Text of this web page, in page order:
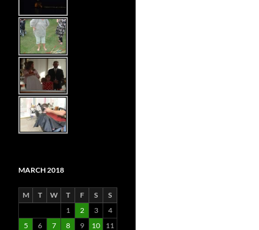
MARCH 2018
M T W T F S
S
1
2 3
4
5
6 7 8 9 10
11